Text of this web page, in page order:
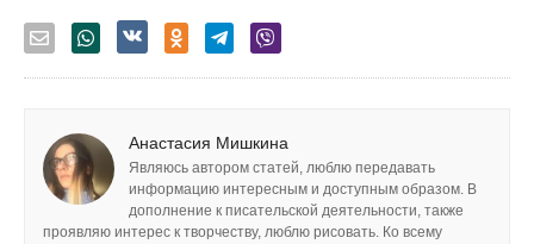
Анастасия Мишкина
Являюсь автором статей, люблю передавать
информацию интересным и доступным образом. В
дополнение к писательской деятельности, также
проявляю интерес к творчеству, люблю рисовать. Ко всему